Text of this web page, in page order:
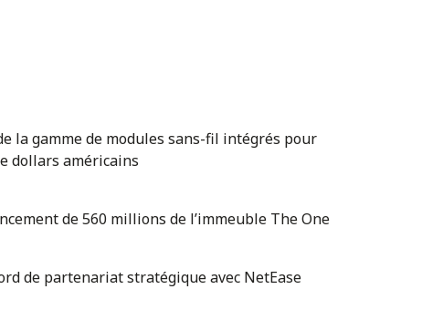
la gamme de modules sans-fil intégrés pour
dollars américains
de 560 millions de l’immeuble The One
de partenariat stratégique avec NetEase